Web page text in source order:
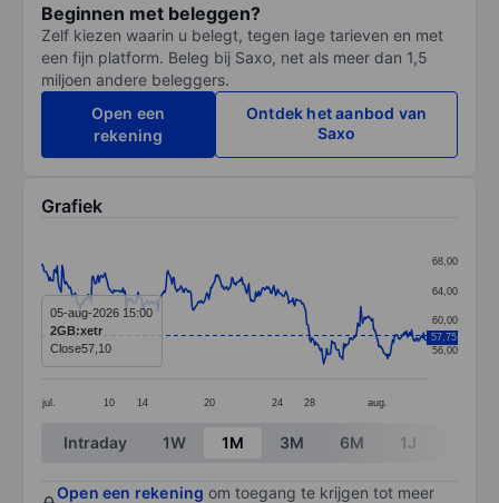
Beginnen met beleggen?
Zelf kiezen waarin u belegt, tegen lage tarieven en met
een fijn platform. Beleg bij Saxo, net als meer dan 1,5
miljoen andere beleggers.
Open een
rekening
Ontdek het aanbod van
Saxo
Grafiek
Line chart with 387 data points.
The chart has 1 X axis displaying categories.
The chart has 1 Y axis displaying values. Data
jul. 10 14 20 24 28 aug.
56,00
60,00
64,00
68,00
57,75
05-aug-2026 15:00
2GB:xetr
Close57,10
End of interactive chart.
Intraday 1W 1M 3M 6M 1J
Open een rekening om toegang te krijgen tot meer